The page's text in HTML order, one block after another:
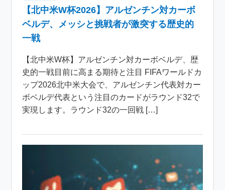
【北中米W杯2026】アルゼンチン対カーボ
ベルデ、メッシと挑戦者が激突する歴史的
一戦
【北中米W杯】アルゼンチン対カーボベルデ、歴
史的一戦目前に高まる期待と注目 FIFAワールドカ
ップ2026北中米大会で、アルゼンチン代表対カー
ボベルデ代表という注目のカードがラウンド32で
実現します。ラウンド32の一回戦 […]